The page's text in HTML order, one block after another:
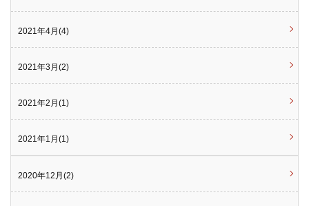
2021年4月(4)
2021年3月(2)
2021年2月(1)
2021年1月(1)
2020年12月(2)